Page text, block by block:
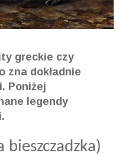
greckie czy
zna dokładnie
Poniżej
legendy
bieszczadzka)